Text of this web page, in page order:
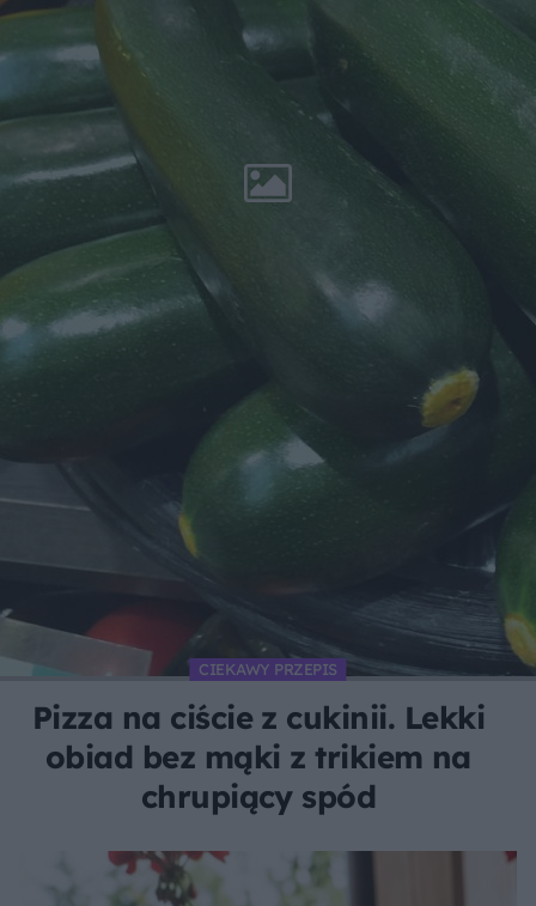
CIEKAWY PRZEPIS
Pizza na ciście z cukinii. Lekki
obiad bez mąki z trikiem na
chrupiący spód